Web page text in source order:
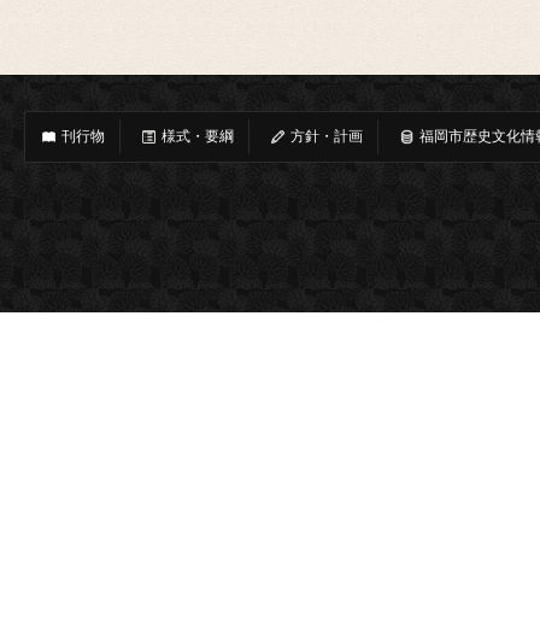
刊行物 様式・要綱 方針・計画 福岡市歴史文化